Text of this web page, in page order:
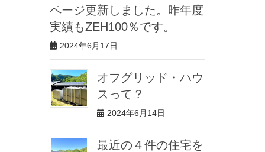
ページ更新しました。昨年度
実績もZEH100％です。
2024年6月17日
オフグリッド・ハウ
スって？
2024年6月14日
最近の４件の住宅を